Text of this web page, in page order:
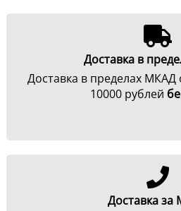
Доставка в
Доставка в пределах МКАД
10000 рублей
Доставка за